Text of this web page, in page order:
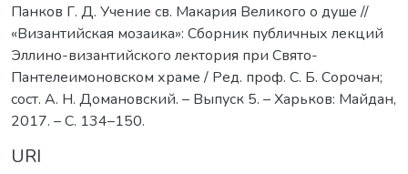
Панков Г. Д. Учение св. Макария Великого о душе //
«Византийская мозаика»: Сборник публичных лекций
Эллино-византийского лектория при Свято-
Пантелеимоновском храме / Ред. проф. С. Б. Сорочан;
сост. А. Н. Домановский. – Выпуск 5. – Харьков: Майдан,
2017. – С. 134–150.
URI